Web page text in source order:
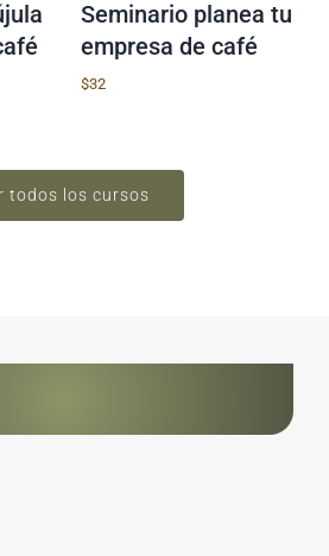
Seminario planea tu
empresa de café
$32
todos los cursos